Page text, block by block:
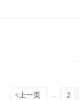
<上一页 … 2